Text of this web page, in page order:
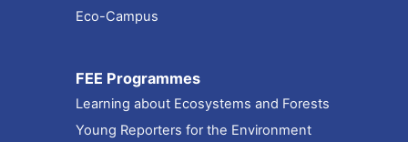
Eco-Campus
FEE Programmes
Learning about Ecosystems and Forests
Young Reporters for the Environment